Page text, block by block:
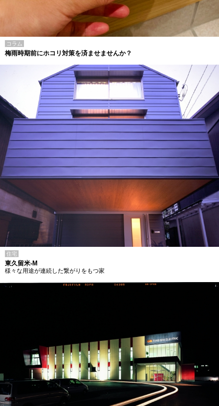
コラム
梅雨時期前にホコリ対策を済ませませんか？
住宅
東久留米-M
様々な用途が連続した繋がりをもつ家